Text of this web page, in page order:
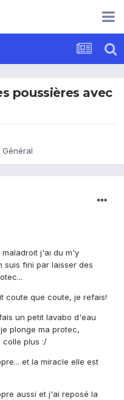
poussières avec
Général
j'ai du m'y
suis fini par laisser des
coute que coute, je refais!
un petit lavabo d'eau
plonge ma protec,
colle plus :/
et la miracle elle est
aussi et j'ai reposé la